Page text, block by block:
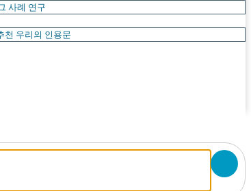
사례 연구
천 우리의 인용문